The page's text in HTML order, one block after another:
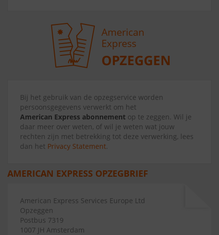
Bij het gebruik van de opzegservice worden
persoonsgegevens verwerkt om het
American Express abonnement op te zeggen. Wil je
daar meer over weten, of wil je weten wat jouw
rechten zijn met betrekking tot deze verwerking, lees
dan het Privacy Statement.
AMERICAN EXPRESS OPZEGBRIEF
American Express Services Europe Ltd
Opzeggen
Postbus 7319
1007 JH Amsterdam